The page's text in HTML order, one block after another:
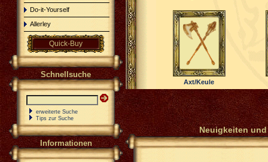
Do-it-Yourself
Allerley
Quick-Buy
Schnellsuche
erweiterte Suche
Tips zur Suche
Informationen
Axt/Keule
Neuigkeiten